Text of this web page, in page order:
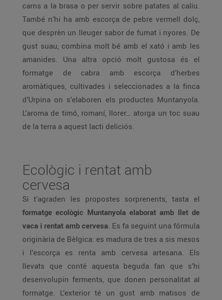
carns a la brasa o per servir sobre patates al caliu.
També n’hi ha amb escorça de pebre vermell dolç,
que desprèn un lleuger sabor de fumat i nyores. De
gust suau, combina molt bé amb el xató i amb les
amanides. Una altra opció molt gustosa és el
formatge de cabra amb escorça d’herbes
aromàtiques, cultivades i seleccionades a la finca
d’Urpina on s’elaboren els productes Muntanyola.
L’aroma de timó, romaní, llorer… atorga un toc suau
de la terra a aquest lacti deliciós.
Ecològic i rentat amb
cervesa
Si t’agraden les propostes sorprenents, tasta el
formatge ecològic Muntanyola elaborat amb llet de
vaca i rentat amb cervesa. Es fa seguint una fórmula
originària de Bèlgica: es madura de tres a sis mesos
i l’escorça es renta amb cervesa artesana. Els
llevats que conté aquesta beguda fan que s’hi
desenvolupin ferments, que donen personalitat al
formatge. L’exterior té un gust amb matisos de